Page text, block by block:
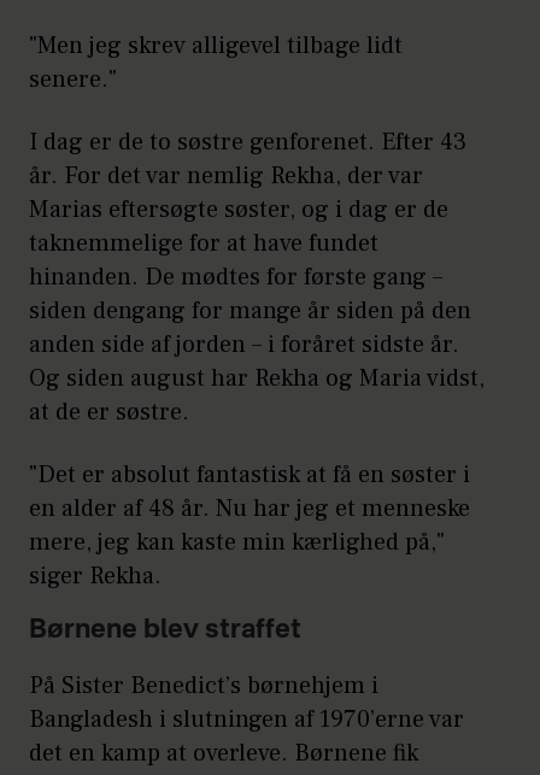
"Men jeg skrev alligevel tilbage lidt
senere."
I dag er de to søstre genforenet. Efter 43
år. For det var nemlig Rekha, der var
Marias eftersøgte søster, og i dag er de
taknemmelige for at have fundet
hinanden. De mødtes for første gang –
siden dengang for mange år siden på den
anden side af jorden – i foråret sidste år.
Og siden august har Rekha og Maria vidst,
at de er søstre.
"Det er absolut fantastisk at få en søster i
en alder af 48 år. Nu har jeg et menneske
mere, jeg kan kaste min kærlighed på,"
siger Rekha.
Børnene blev straffet
På Sister Benedict’s børnehjem i
Bangladesh i slutningen af 1970’erne var
det en kamp at overleve. Børnene fik